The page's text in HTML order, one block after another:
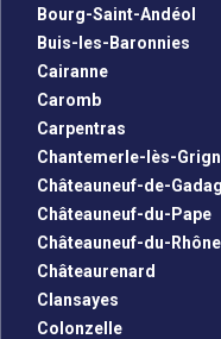
Bourg-Saint-Andéol
Buis-les-Baronnies
Cairanne
Caromb
Carpentras
Chantemerle-lès-
Châteauneuf-de-
Châteauneuf-du-Pape
Châteauneuf-du-Rhône
Châteaurenard
Clansayes
Colonzelle